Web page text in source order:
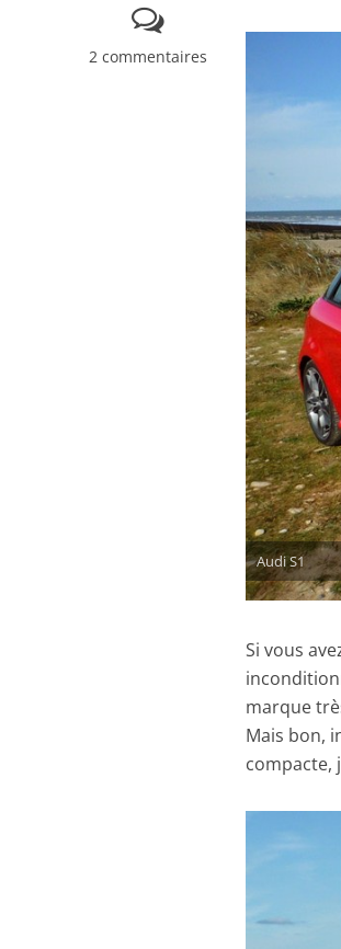
2 commentaires
Audi S1
Si vous
marque
Mais bon,
compacte,